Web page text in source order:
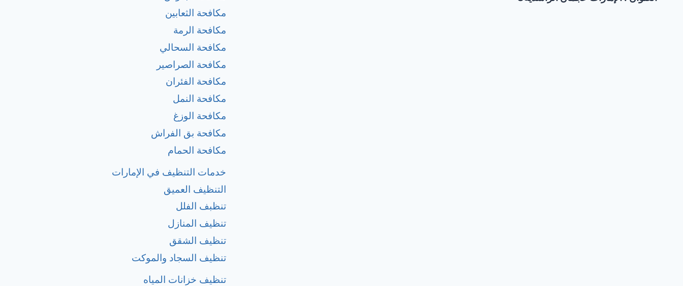
مكافحة الثعابين
مكافحة الرمة
مكافحة السحالي
مكافحة الصراصير
مكافحة الفئران
مكافحة النمل
مكافحة الوزغ
مكافحة بق الفراش
مكافحة الحمام
خدمات التنظيف في الإمارات
التنظيف العميق
تنظبف الفلل
تنظيف المنازل
تنظيف الشقق
تنظيف السجاد والموكت
تنظيف خزانات المياه